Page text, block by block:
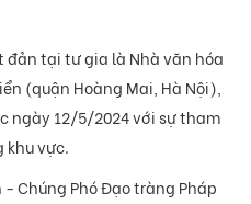
tại tư gia là Nhà văn hóa
(quận Hoàng Mai, Hà Nội),
ngày 12/5/2024 với sự tham
khu vực.
Chúng Phó Đạo tràng Pháp